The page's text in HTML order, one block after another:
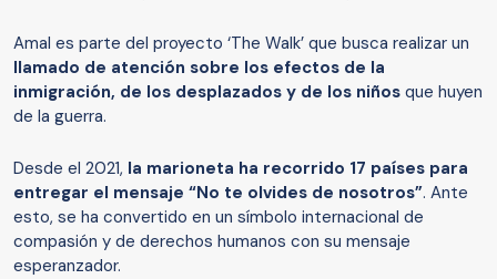
Amal es parte del proyecto ‘The Walk’ que busca realizar un
llamado de atención sobre los efectos de la
inmigración, de los desplazados y de los niños que huyen
de la guerra.
Desde el 2021, la marioneta ha recorrido 17 países para
entregar el mensaje “No te olvides de nosotros”. Ante
esto, se ha convertido en un símbolo internacional de
compasión y de derechos humanos con su mensaje
esperanzador.